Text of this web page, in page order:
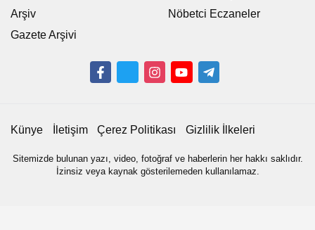
Arşiv
Gazete Arşivi
Nöbetci Eczaneler
Künye İletişim Çerez Politikası Gizlilik İlkeleri
Sitemizde bulunan yazı, video, fotoğraf ve haberlerin her hakkı saklıdır.
İzinsiz veya kaynak gösterilemeden kullanılamaz.